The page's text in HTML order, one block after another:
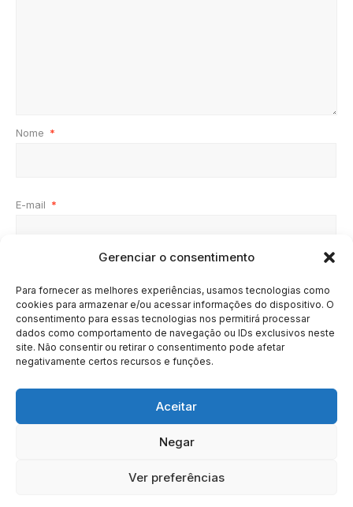
Gerenciar o consentimento
Para fornecer as melhores experiências, usamos tecnologias como
cookies para armazenar e/ou acessar informações do dispositivo. O
consentimento para essas tecnologias nos permitirá processar
dados como comportamento de navegação ou IDs exclusivos neste
site. Não consentir ou retirar o consentimento pode afetar
negativamente certos recursos e funções.
Aceitar
Negar
Ver preferências
Nome *
E-mail *
SOBRE BRASIL